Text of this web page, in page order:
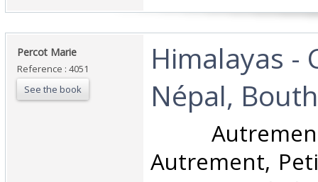
‎Percot Marie‎
Reference : 4051
See the book
‎Himalayas -
Népal,
Autrement,